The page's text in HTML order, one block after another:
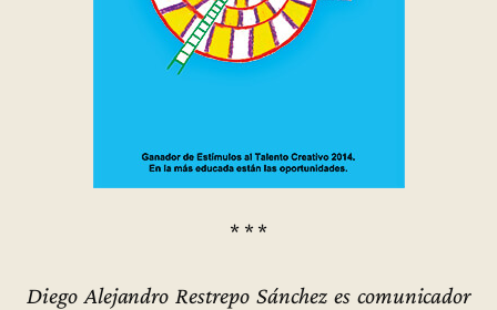
* * *
Diego Alejandro Restrepo Sánchez es comunicador